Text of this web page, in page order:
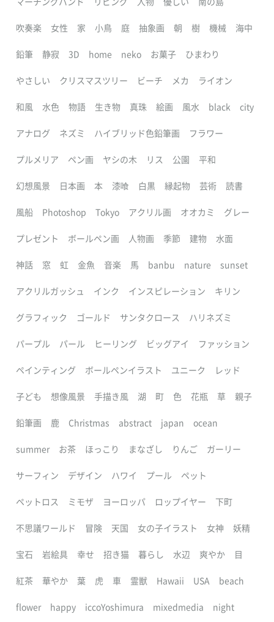
吹奏楽 女性 家 小鳥 庭 抽象画 朝 樹 機械 海中
鉛筆 静寂 3D home neko お菓子 ひまわり
やさしい クリスマスツリー ビーチ メカ ライオン
和風 水色 物語 生き物 真珠 絵画 風水 black city
アナログ ネズミ ハイブリッド色鉛筆画 フラワー
プルメリア ペン画 ヤシの木 リス 公園 平和
幻想風景 日本画 本 漆喰 白黒 縁起物 芸術 読書
風船 Photoshop Tokyo アクリル画 オオカミ グレー
プレゼント ボールペン画 人物画 季節 建物 水面
神話 窓 虹 金魚 音楽 馬 banbu nature sunset
アクリルガッシュ インク インスピレーション キリン
グラフィック ゴールド サンタクロース ハリネズミ
パープル パール ヒーリング ビッグアイ ファッション
ペインティング ボールペンイラスト ユニーク レッド
子ども 想像風景 手描き風 湖 町 色 花瓶 草 親子
鉛筆画 鹿 Christmas abstract japan ocean
summer お茶 ほっこり まなざし りんご ガーリー
サーフィン デザイン ハワイ プール ペット
ペットロス ミモザ ヨーロッパ ロップイヤー 下町
不思議ワールド 冒険 天国 女の子イラスト 女神 妖精
宝石 岩絵具 幸せ 招き猫 暮らし 水辺 爽やか 目
紅茶 華やか 葉 虎 車 霊獣 Hawaii USA beach
flower happy iccoYoshimura mixedmedia night